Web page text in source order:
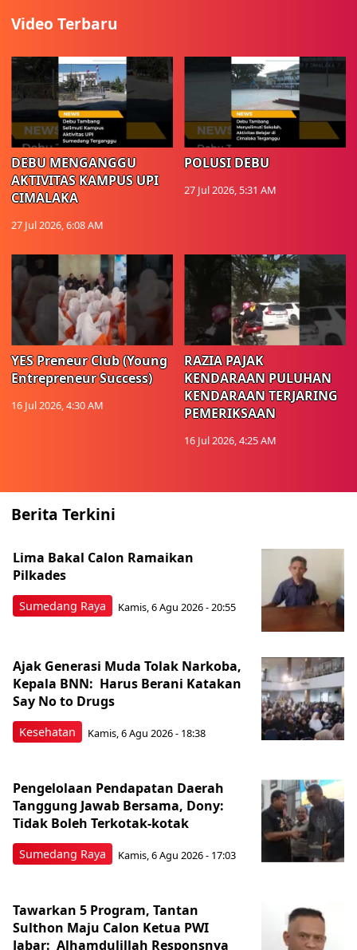
Video Terbaru
DEBU MENGANGGU
AKTIVITAS KAMPUS UPI
CIMALAKA
27 Jul 2026, 6:08 AM
POLUSI DEBU
27 Jul 2026, 5:31 AM
YES Preneur Club (Young
Entrepreneur Success)
16 Jul 2026, 4:30 AM
RAZIA PAJAK
KENDARAAN PULUHAN
KENDARAAN TERJARING
PEMERIKSAAN
16 Jul 2026, 4:25 AM
Berita Terkini
Sumedang Raya
Lima Bakal Calon Ramaikan
Pilkades
Kamis, 6 Agu 2026 - 20:55
Kesehatan
Ajak Generasi Muda Tolak Narkoba,
Kepala BNN: Harus Berani Katakan
Say No to Drugs
Kamis, 6 Agu 2026 - 18:38
Sumedang Raya
Pengelolaan Pendapatan Daerah
Tanggung Jawab Bersama, Dony:
Tidak Boleh Terkotak-kotak
Kamis, 6 Agu 2026 - 17:03
Tawarkan 5 Program, Tantan
Sulthon Maju Calon Ketua PWI
Jabar: Alhamdulillah Responsnya